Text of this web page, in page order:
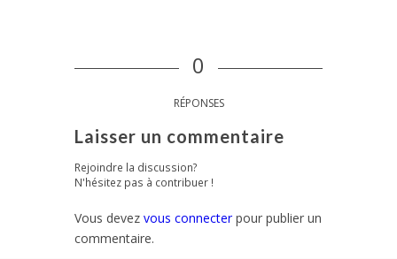
0
RÉPONSES
Laisser un commentaire
Rejoindre la discussion?
N'hésitez pas à contribuer !
Vous devez vous connecterpour publier un
commentaire.